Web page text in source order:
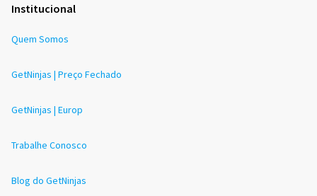
Institucional
Quem Somos
GetNinjas | Preço Fechado
GetNinjas | Europ
Trabalhe Conosco
Blog do GetNinjas